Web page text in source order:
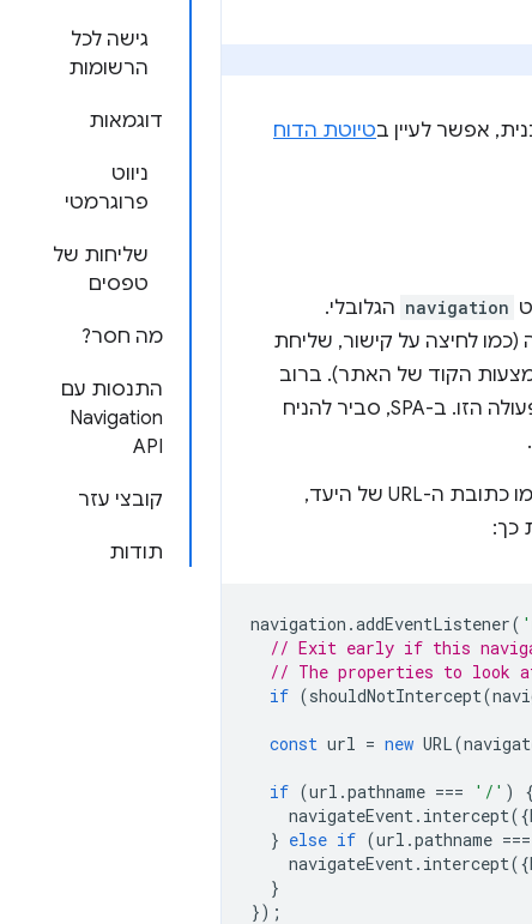
גישה לכל
הרשומות
דוגמאות
ניווט
פרוגרמטי
שליחות של
טפסים
מה חסר?
התנסות עם
Navigation
API
קובצי עזר
תודות
טיוטת הדוח
navigation הגלובלי.
(כמו לחיצה על קישור, שליחת
הקוד של האתר). ברוב
המקרים, הקוד מאפשר לבטל את התנהגות ברירת המחדל של הדפדפן עבור הפעולה הזו. ב-SPA, סביר להניח
, שמכיל מידע על הניווט, כמו כתובת ה-URL של היעד,
כך:
navigation .addEventListener(
// Exit early if this
// The properties to look
if (shouldNotIntercept(
const url = new URL(
if (url .pathname === '/' )
{
navigateEvent. intercept({
} else if (url .pathname ===
navigateEvent. intercept({
}
});